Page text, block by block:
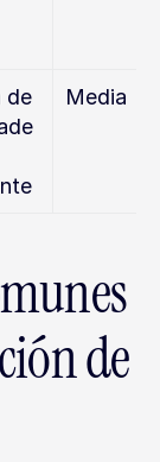
de
Media
de